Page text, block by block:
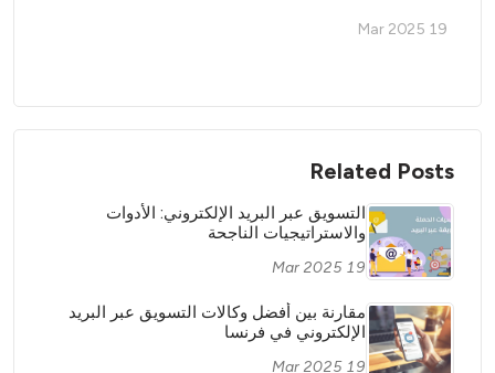
19 Mar 2025
Related Posts
التسويق عبر البريد الإلكتروني: الأدوات
والاستراتيجيات الناجحة
19 Mar 2025
مقارنة بين أفضل وكالات التسويق عبر البريد
الإلكتروني في فرنسا
19 Mar 2025